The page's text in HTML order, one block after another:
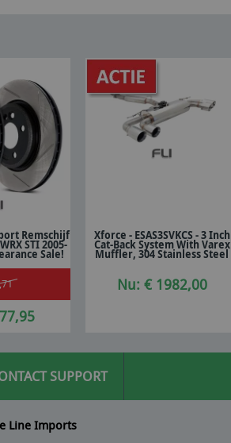
Remschijf
STI 2005-
Sale!
In winkelwagen
Xforce - ESAS3SVKCS - 3 Inch
Cat-Back System With Varex
Muffler, 304 Stainless Steel
Nu: € 1982,00
SUPPORT
Line Imports